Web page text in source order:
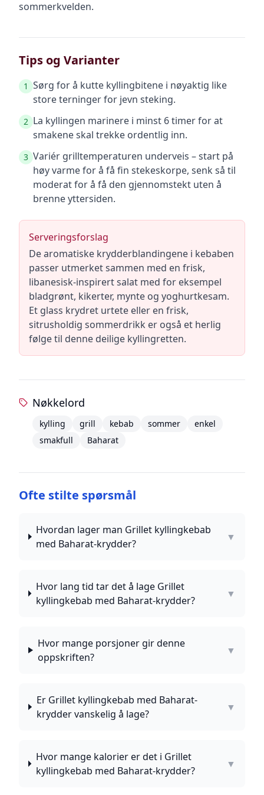
sommerkvelden.
Tips og Varianter
1 Sørg for å kutte kyllingbitene i nøyaktig like
store terninger for jevn steking.
2 La kyllingen marinere i minst 6 timer for at
smakene skal trekke ordentlig inn.
3 Variér grilltemperaturen underveis – start på
høy varme for å få fin stekeskorpe, senk så til
moderat for å få den gjennomstekt uten å
brenne yttersiden.
Serveringsforslag
De aromatiske krydderblandingene i kebaben
passer utmerket sammen med en frisk,
libanesisk-inspirert salat med for eksempel
bladgrønt, kikerter, mynte og yoghurtkesam.
Et glass krydret urtete eller en frisk,
sitrusholdig sommerdrikk er også et herlig
følge til denne deilige kyllingretten.
Nøkkelord
kylling grill kebab sommer
enkel
smakfull
Baharat
Ofte stilte spørsmål
Hvordan lager man Grillet kyllingkebab
med Baharat-krydder?
▼
Hvor lang tid tar det å lage Grillet
kyllingkebab med Baharat-krydder?
▼
Hvor mange porsjoner gir denne
oppskriften?
▼
Er Grillet kyllingkebab med Baharat-
krydder vanskelig å lage?
▼
Hvor mange kalorier er det i Grillet
kyllingkebab med Baharat-krydder?
▼